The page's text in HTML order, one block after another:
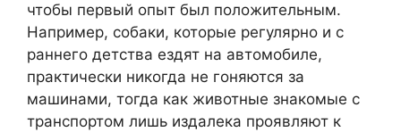
чтобы первый опыт был положительным.
Например, собаки, которые регулярно и с
раннего детства ездят на автомобиле,
практически никогда не гоняются за
машинами, тогда как животные знакомые с
транспортом лишь издалека проявляют к